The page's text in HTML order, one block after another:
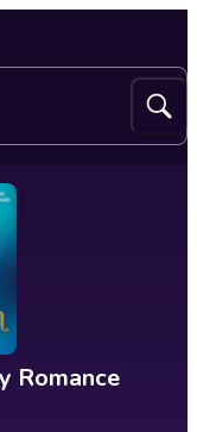
Romance